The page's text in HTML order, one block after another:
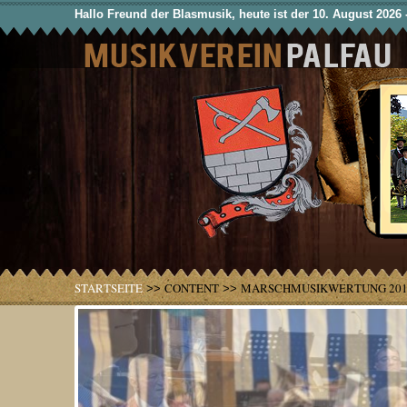
Hallo Freund der Blasmusik, heute ist der 10. August 2026
STARTSEITE >> CONTENT >> MARSCHMUSIKWERTUNG